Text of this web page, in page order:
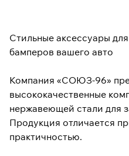
Стильные аксессуары
бамперов вашего авто
Компания «СОЮЗ-96»
высококачественные
нержавеющей стали для
Продукция отличается
практичностью.